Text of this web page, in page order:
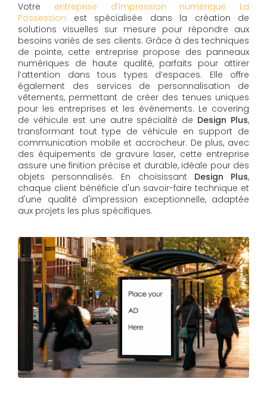
Votre entreprise d'impression numérique La
Possession est spécialisée dans la création de
solutions visuelles sur mesure pour répondre aux
besoins variés de ses clients. Grâce à des techniques
de pointe, cette entreprise propose des panneaux
numériques de haute qualité, parfaits pour attirer
l’attention dans tous types d’espaces. Elle offre
également des services de personnalisation de
vêtements, permettant de créer des tenues uniques
pour les entreprises et les événements. Le covering
de véhicule est une autre spécialité de Design Plus,
transformant tout type de véhicule en support de
communication mobile et accrocheur. De plus, avec
des équipements de gravure laser, cette entreprise
assure une finition précise et durable, idéale pour des
objets personnalisés. En choisissant Design Plus,
chaque client bénéficie d'un savoir-faire technique et
d'une qualité d'impression exceptionnelle, adaptée
aux projets les plus spécifiques.